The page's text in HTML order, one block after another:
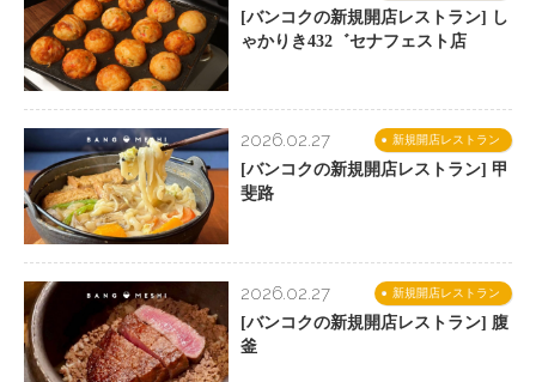
[バンコクの新規開店レストラン] し
ゃかりき432゛セナフェスト店
新規開店レストラン
2026.02.27
[バンコクの新規開店レストラン] 甲
斐路
新規開店レストラン
2026.02.27
[バンコクの新規開店レストラン] 腹
釜